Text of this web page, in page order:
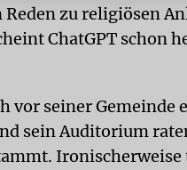
zu religiösen
ChatGPT schon
vor seiner Gemeinde
sein Auditorium